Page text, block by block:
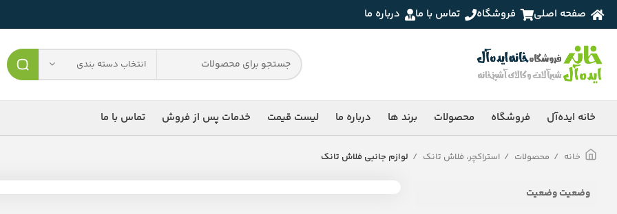
صفحه اصلی فروشگاه تماس با ما درباره ما
انتخاب دسته بندی
خانه ایده‌آل فروشگاه محصولات برند ها درباره ما لیست قیمت خدمات پس از فروش تماس با ما
خانه محصولات استراکچر، فلاش تانک لوازم جانبی فلاش تانک
وضعیت وضعیت